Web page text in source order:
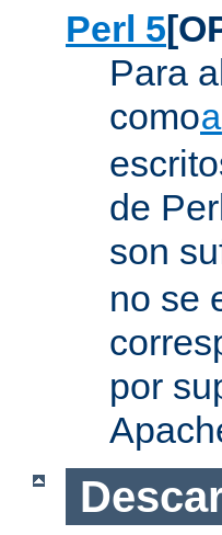
Perl 5
Para
como
de
son
no se
por